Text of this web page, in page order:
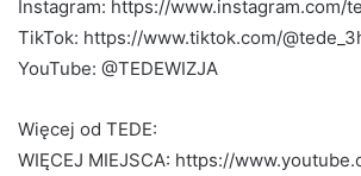
Instagram: https://www.instagram.com/
TikTok: https://www.tiktok.com/
YouTube: @TEDEWIZJA
Więcej od TEDE:
WIĘCEJ MIEJSCA: https://